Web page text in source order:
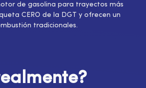
de gasolina para trayectos más
CERO de la DGT y ofrecen un
tradicionales.